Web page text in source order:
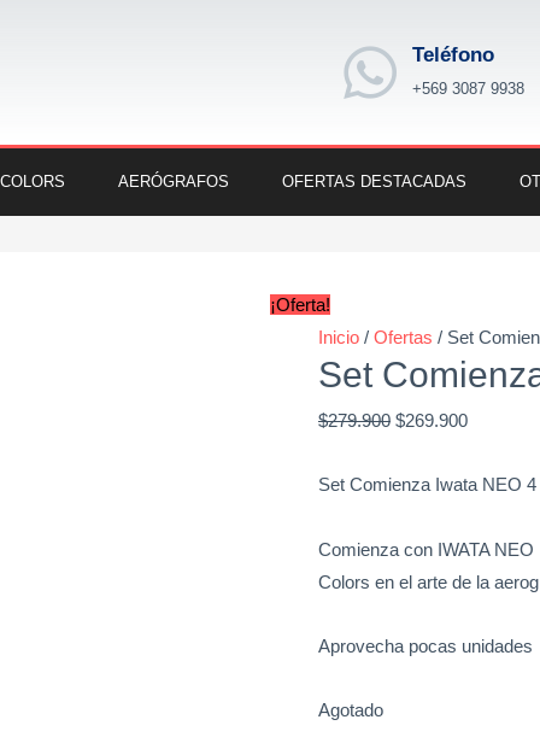
Teléfono
+569 3087 9938
AERÓGRAFOS OFERTAS DESTACADAS
¡Oferta!
Inicio / Ofertas / Set
Set
$279.900
was:
$279.900.
$269.900
is:
Set Comienza Iwata NEO 4
Comienza con IWATA
Colors en el arte de la
Aprovecha pocas unidades
Agotado